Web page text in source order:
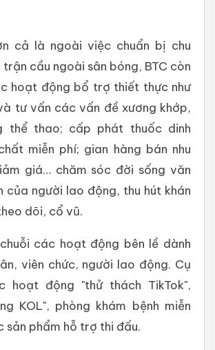
cả là ngoài việc chuẩn bị chu
cầu ngoài sân bóng, BTC còn
hoạt động bổ trợ thiết thực như
tư vấn các vấn đề xương khớp,
thể thao; cấp phát thuốc dinh
miễn phí; gian hàng bán nhu
giá… chăm sóc đời sống văn
của người lao động, thu hút khán
dõi, cổ vũ.
các hoạt động bên lề dành
viên chức, người lao động. Cụ
hoạt động "thử thách TikTok",
KOL", phòng khám bệnh miễn
sản phẩm hỗ trợ thi đấu.